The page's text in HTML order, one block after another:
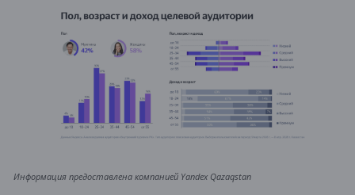
Информация предоставлена компанией Yandex Qazaqstan